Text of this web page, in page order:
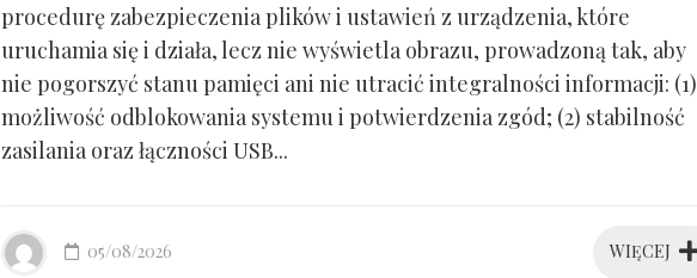
procedurę zabezpieczenia plików i ustawień z urządzenia, które
uruchamia się i działa, lecz nie wyświetla obrazu, prowadzoną tak, aby
nie pogorszyć stanu pamięci ani nie utracić integralności informacji: (1)
możliwość odblokowania systemu i potwierdzenia zgód; (2) stabilność
zasilania oraz łączności USB...
WIĘCEJ
05/08/2026